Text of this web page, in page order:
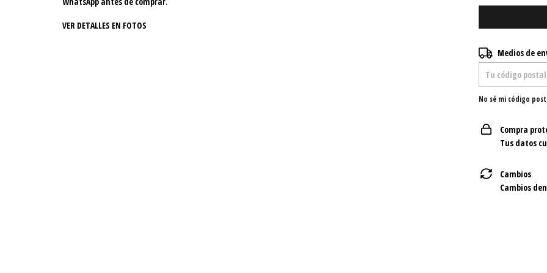
VER DETALLES EN FOTOS
Entregas para el
Medios de
No sé mi código
Compra
Tus datos
Cambios
Cambios